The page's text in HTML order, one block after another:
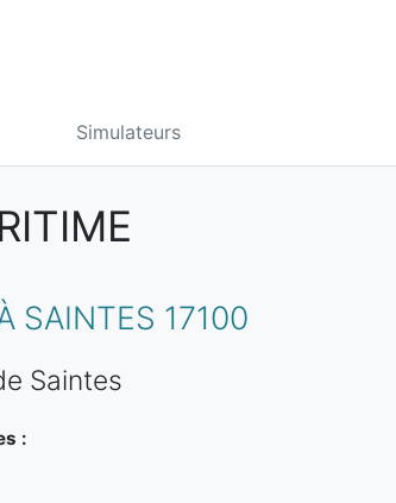
Simulateurs
SAINTES 17100
Saintes
: